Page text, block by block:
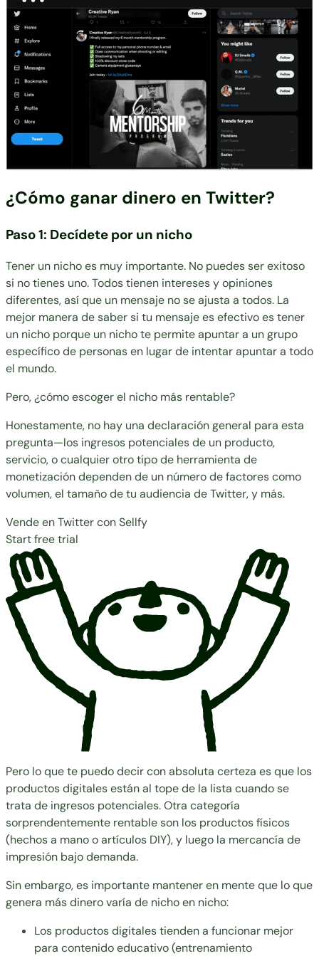
¿Cómo ganar dinero en Twitter?
Paso 1: Decídete por un nicho
Tener un nicho es muy importante. No puedes ser exitoso
si no tienes uno. Todos tienen intereses y opiniones
diferentes, así que un mensaje no se ajusta a todos. La
mejor manera de saber si tu mensaje es efectivo es tener
un nicho porque un nicho te permite apuntar a un grupo
específico de personas en lugar de intentar apuntar a todo
el mundo.
Pero, ¿cómo escoger el nicho más rentable?
Honestamente, no hay una declaración general para esta
pregunta—los ingresos potenciales de un producto,
servicio, o cualquier otro tipo de herramienta de
monetización dependen de un número de factores como
volumen, el tamaño de tu audiencia de Twitter, y más.
Vende en Twitter con Sellfy
Start free trial
Pero lo que te puedo decir con absoluta certeza es que los
productos digitales están al tope de la lista cuando se
trata de ingresos potenciales. Otra categoría
sorprendentemente rentable son los productos físicos
(hechos a mano o artículos DIY), y luego la mercancía de
impresión bajo demanda.
Sin embargo, es importante mantener en mente que lo que
genera más dinero varía de nicho en nicho:
Los productos digitales tienden a funcionar mejor
para contenido educativo (entrenamiento